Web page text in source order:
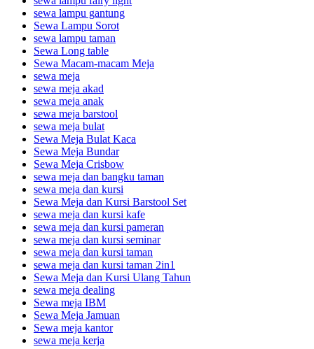
sewa lampu gantung
Sewa Lampu Sorot
sewa lampu taman
Sewa Long table
Sewa Macam-macam Meja
sewa meja
sewa meja akad
sewa meja anak
sewa meja barstool
sewa meja bulat
Sewa Meja Bulat Kaca
Sewa Meja Bundar
Sewa Meja Crisbow
sewa meja dan bangku taman
sewa meja dan kursi
Sewa Meja dan Kursi Barstool Set
sewa meja dan kursi kafe
sewa meja dan kursi pameran
sewa meja dan kursi seminar
sewa meja dan kursi taman
sewa meja dan kursi taman 2in1
Sewa Meja dan Kursi Ulang Tahun
sewa meja dealing
Sewa meja IBM
Sewa Meja Jamuan
Sewa meja kantor
sewa meja kerja